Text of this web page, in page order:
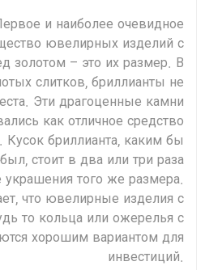
и наиболее очевидное
ювелирных изделий с
золотом – это их размер. В
слитков, бриллианты не
Эти драгоценные камни
как отличное средство
Кусок бриллианта, каким бы
стоит в два или три раза
того же размера.
что ювелирные изделия с
то кольца или ожерелья с
хорошим вариантом для
инвестиций.